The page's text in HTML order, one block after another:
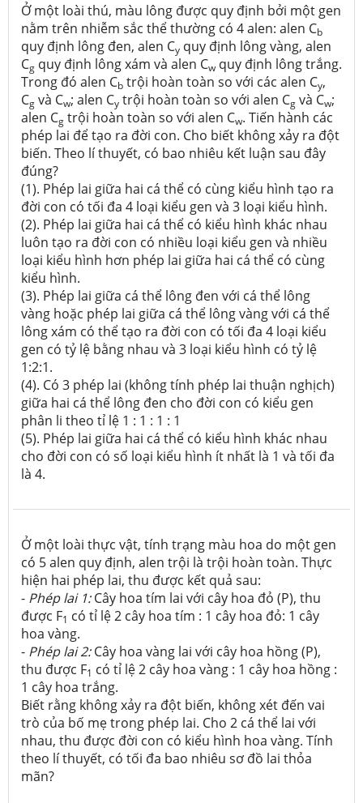
Ở một loài thú, màu lông được quy định bởi một gen
nằm trên nhiễm sắc thể thường có 4 alen: alen Cb
quy định lông đen, alen Cy quy định lông vàng, alen
Cg quy định lông xám và alen Cw quy định lông trắng.
Trong đó alen Cb trội hoàn toàn so với các alen Cy,
Cg và Cw; alen Cy trội hoàn toàn so với alen Cg và Cw;
alen Cg trội hoàn toàn so với alen Cw. Tiến hành các
phép lai để tạo ra đời con. Cho biết không xảy ra đột
biến. Theo lí thuyết, có bao nhiêu kết luận sau đây
đúng?
(1). Phép lai giữa hai cá thể có cùng kiểu hình tạo ra
đời con có tối đa 4 loại kiểu gen và 3 loại kiểu hình.
(2). Phép lai giữa hai cá thể có kiểu hình khác nhau
luôn tạo ra đời con có nhiều loại kiểu gen và nhiều
loại kiểu hình hơn phép lai giữa hai cá thể có cùng
kiểu hình.
(3). Phép lai giữa cá thể lông đen với cá thể lông
vàng hoặc phép lai giữa cá thể lông vàng với cá thể
lông xám có thể tạo ra đời con có tối đa 4 loại kiểu
gen có tỷ lệ bằng nhau và 3 loại kiểu hình có tỷ lệ
1:2:1.
(4). Có 3 phép lai (không tính phép lai thuận nghịch)
giữa hai cá thể lông đen cho đời con có kiểu gen
phân li theo tỉ lệ 1 : 1 : 1 : 1
(5). Phép lai giữa hai cá thể có kiểu hình khác nhau
cho đời con có số loại kiểu hình ít nhất là 1 và tối đa
là 4.
Ở một loài thực vật, tính trạng màu hoa do một gen
có 5 alen quy định, alen trội là trội hoàn toàn. Thực
hiện hai phép lai, thu được kết quả sau:
- Phép lai 1:Cây hoa tím lai với cây hoa đỏ (P), thu
được F1 có tỉ lệ 2 cây hoa tím : 1 cây hoa đỏ: 1 cây
hoa vàng.
- Phép lai 2:Cây hoa vàng lai với cây hoa hồng (P),
thu được F1 có tỉ lệ 2 cây hoa vàng : 1 cây hoa hồng :
1 cây hoa trắng.
Biết rằng không xảy ra đột biến, không xét đến vai
trò của bố mẹ trong phép lai. Cho 2 cá thể lai với
nhau, thu được đời con có kiểu hình hoa vàng. Tính
theo lí thuyết, có tối đa bao nhiêu sơ đồ lai thỏa
mãn?